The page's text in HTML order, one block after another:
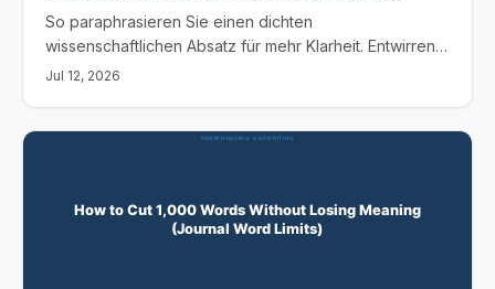
So paraphrasieren Sie einen dichten
wissenschaftlichen Absatz für mehr Klarheit. Entwirren
Sie Nominalisierungen, fügen Sie Handelnde hinzu,
Jul 12, 2026